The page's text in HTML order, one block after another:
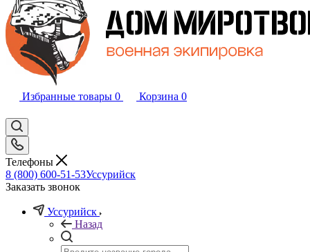
Избранные товары 0 Корзина 0
Телефоны
8 (800) 600-51-53Уссурийск
Заказать звонок
Уссурийск
Назад